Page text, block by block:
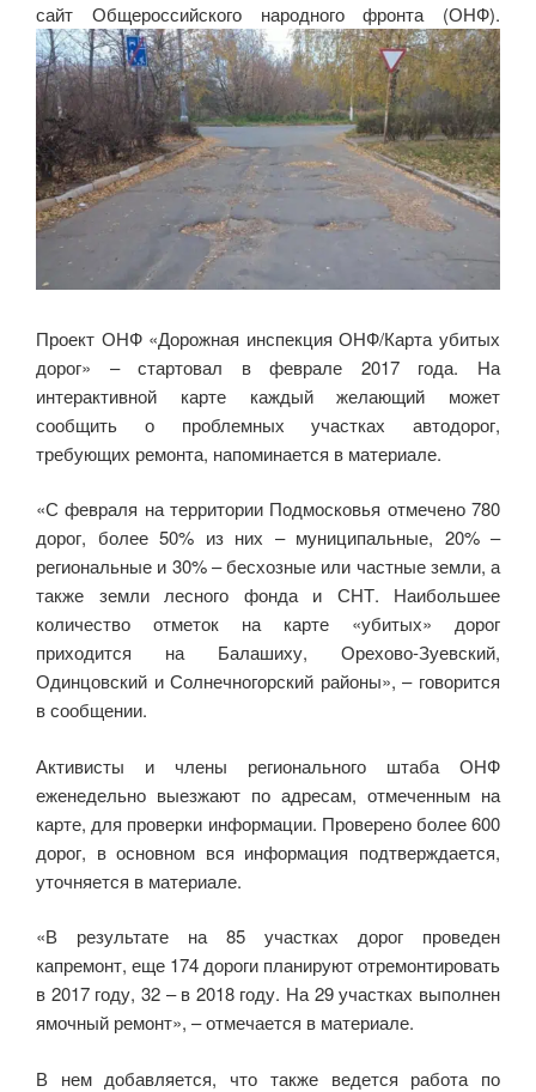
сайт Общероссийского народного фронта (ОНФ).
Проект ОНФ «Дорожная инспекция ОНФ/Карта убитых
дорог» – стартовал в феврале 2017 года. На
интерактивной карте каждый желающий может
сообщить о проблемных участках автодорог,
требующих ремонта, напоминается в материале.
«С февраля на территории Подмосковья отмечено 780
дорог, более 50% из них – муниципальные, 20% –
региональные и 30% – бесхозные или частные земли, а
также земли лесного фонда и СНТ. Наибольшее
количество отметок на карте «убитых» дорог
приходится на Балашиху, Орехово-Зуевский,
Одинцовский и Солнечногорский районы», – говорится
в сообщении.
Активисты и члены регионального штаба ОНФ
еженедельно выезжают по адресам, отмеченным на
карте, для проверки информации. Проверено более 600
дорог, в основном вся информация подтверждается,
уточняется в материале.
«В результате на 85 участках дорог проведен
капремонт, еще 174 дороги планируют отремонтировать
в 2017 году, 32 – в 2018 году. На 29 участках выполнен
ямочный ремонт», – отмечается в материале.
В нем добавляется, что также ведется работа по